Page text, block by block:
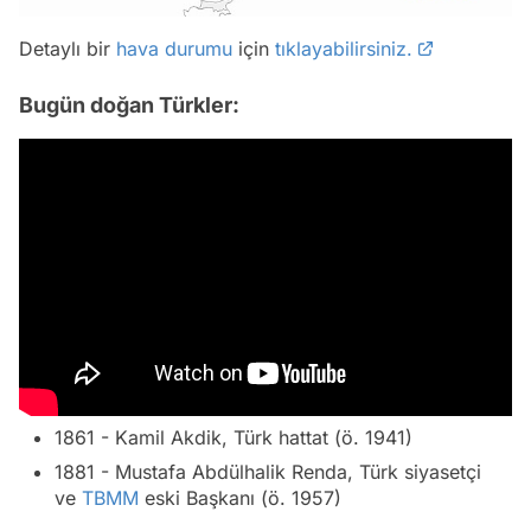
Detaylı bir hava durumu için tıklayabilirsiniz.
Bugün doğan Türkler:
1861 - Kamil Akdik, Türk hattat (ö. 1941)
1881 - Mustafa Abdülhalik Renda, Türk siyasetçi
ve TBMM eski Başkanı (ö. 1957)